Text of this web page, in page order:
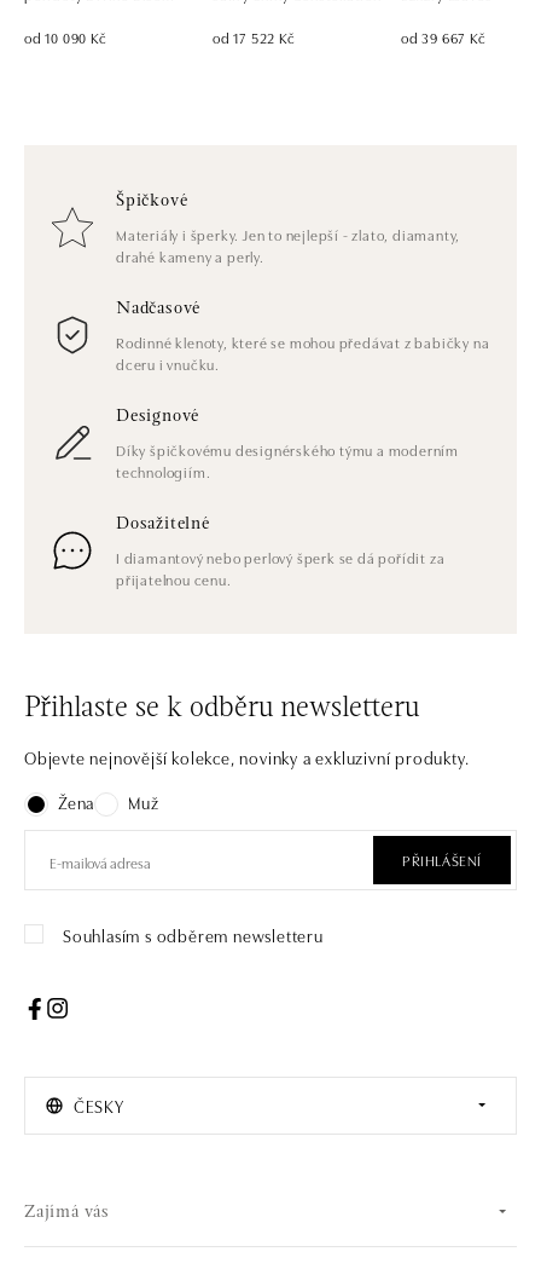
od 10 090 Kč od 17 522 Kč od 39 667 Kč
Špičkové
Materiály i šperky. Jen to nejlepší - zlato, diamanty,
drahé kameny a perly.
Nadčasové
Rodinné klenoty, které se mohou předávat z babičky na
dceru i vnučku.
Designové
Díky špičkovému designérského týmu a moderním
technologiím.
Dosažitelné
I diamantový nebo perlový šperk se dá pořídit za
přijatelnou cenu.
Přihlaste se k odběru newsletteru
Objevte nejnovější kolekce, novinky a exkluzivní produkty.
Žena
Muž
PŘIHLÁŠENÍ
Souhlasím s odběrem newsletteru
ČESKY
Zajímá vás